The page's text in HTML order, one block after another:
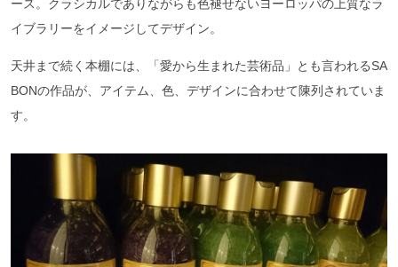
ース。クラシカルでありながらも色褪せないヨーロッパの上質なラ
イブラリーをイメージしてデザイン。
天井まで続く本棚には、「愛から生まれた芸術品」とも言われるSA
BONの作品が、アイテム、色、デザインに合わせて陳列されていま
す。